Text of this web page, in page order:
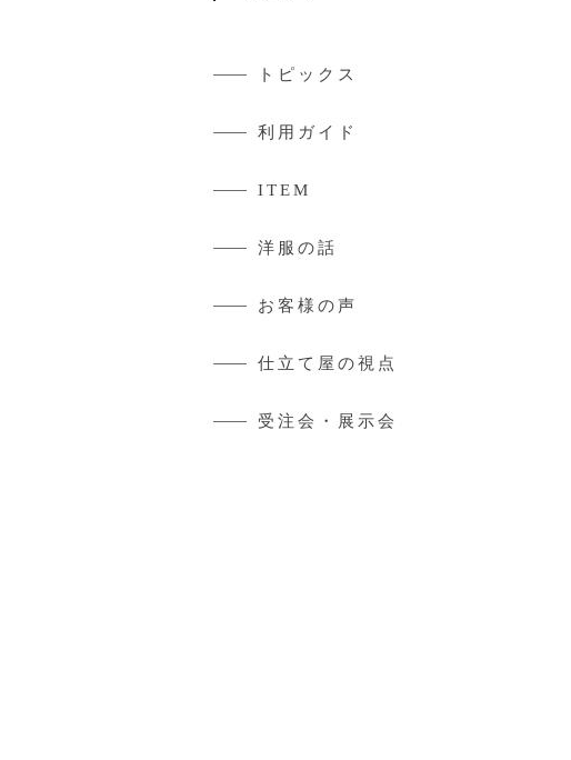
トピックス
利用ガイド
ITEM
洋服の話
お客様の声
仕立て屋の視点
受注会・展示会